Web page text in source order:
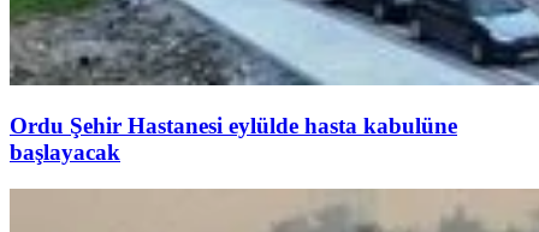
Ordu Şehir Hastanesi eylülde hasta kabulüne
başlayacak